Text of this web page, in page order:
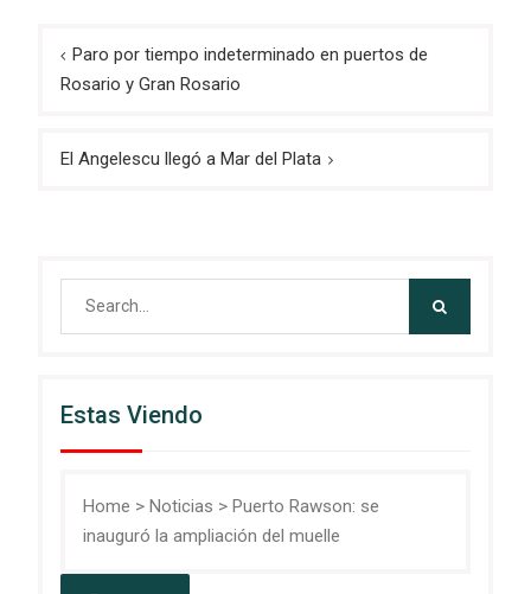
de
Paro por tiempo indeterminado en puertos de
Rosario y Gran Rosario
El Angelescu llegó a Mar del Plata
Estas Viendo
Home > Noticias > Puerto Rawson: se
inauguró la ampliación del muelle